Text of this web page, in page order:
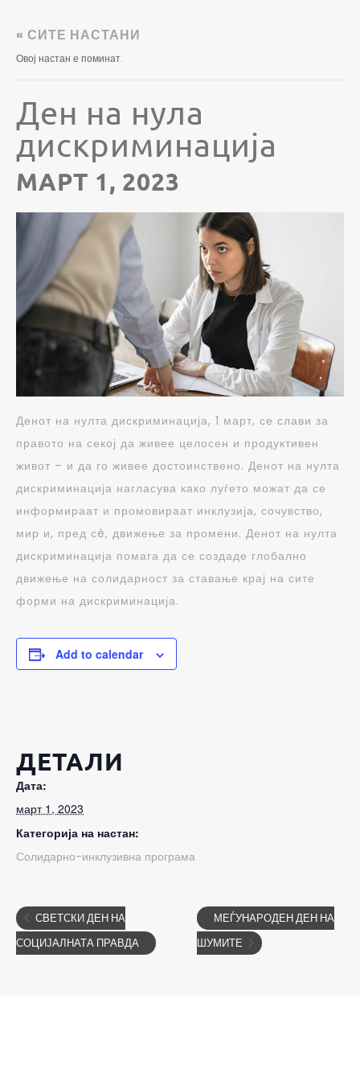
« СИТЕ НАСТАНИ
Овој настан е поминат.
Ден на нула
дискриминација
МАРТ 1, 2023
Денот на нулта дискриминација, 1 март, се слави за
правото на секој да живее целосен и продуктивен
живот – и да го живее достоинствено. Денот на нулта
дискриминација нагласува како луѓето можат да се
информираат и промовираат инклузија, сочувство,
мир и, пред сè, движење за промени. Денот на нулта
дискриминација помага да се создаде глобално
движење на солидарност за ставање крај на сите
форми на дискриминација.
Add to calendar
ДЕТАЛИ
Дата:
март 1, 2023
Категорија на настан:
Солидарно-инклузивна програма
СВЕТСКИ ДЕН НА
СОЦИЈАЛНАТА ПРАВДА
МЕЃУНАРОДЕН ДЕН НА
ШУМИТЕ